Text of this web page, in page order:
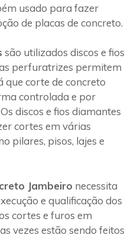
usado para fazer
de placas de concreto.
são utilizados discos e fios
perfuratrizes permitem
que corte de concreto
controlada e por
discos e fios diamantes
cortes em várias
pilares, pisos, lajes e
Jambeiro necessita
e qualificação dos
cortes e furos em
vezes estão sendo feitos